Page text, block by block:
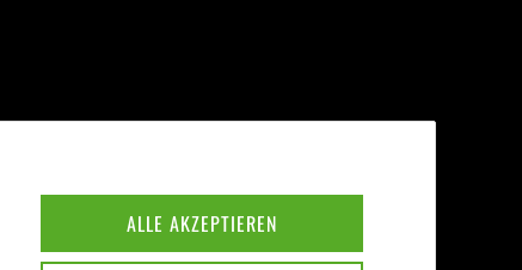
ALLE AKZEPTIEREN